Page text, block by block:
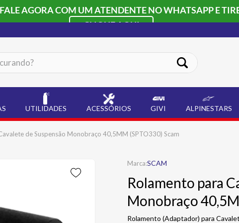
AGORA COM UM ATENDENTE NO WHATSAPP E
CLIQUE AQUI
UTILIDADES ACESSÓRIOS GIVI ALPINESTARS
de Suspensão Monobraço 40,5MM (SPTO330) Scam
SCAM
Rolamento para
Monobraço
Rolamento (Adaptador) para